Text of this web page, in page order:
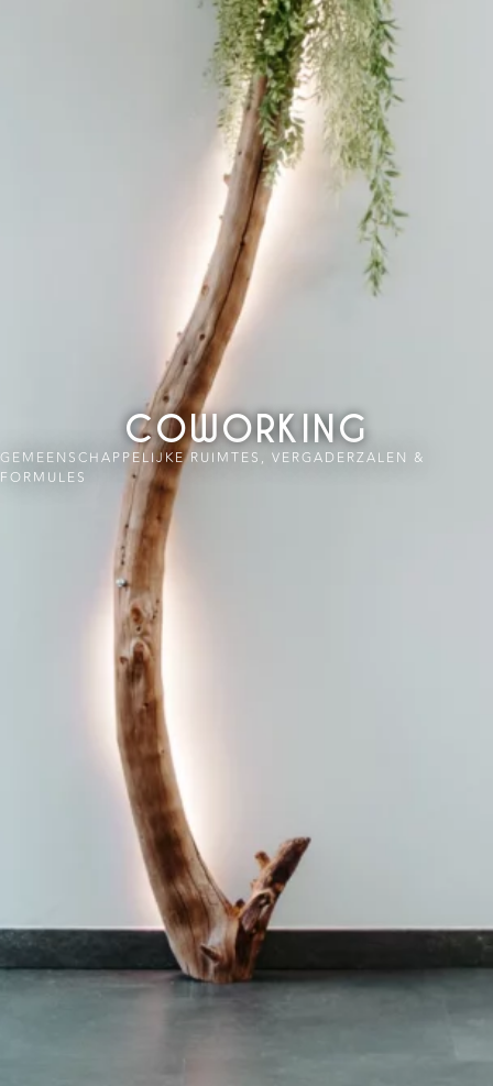
COWORKING
GEMEENSCHAPPELIJKE RUIMTES, VERGADERZALEN &
FORMULES